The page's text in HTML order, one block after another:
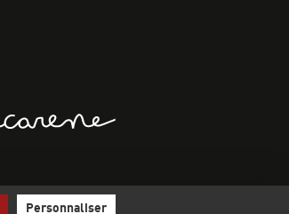
Personnaliser